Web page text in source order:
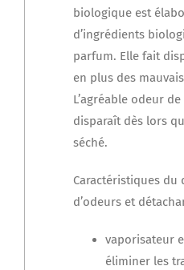
biologique est
d’ingrédients
parfum. Elle fait
en plus des
L’agréable odeur
disparaît dès lors
séché.
Caractéristiques du
d’odeurs et
vaporisateur
éliminer les